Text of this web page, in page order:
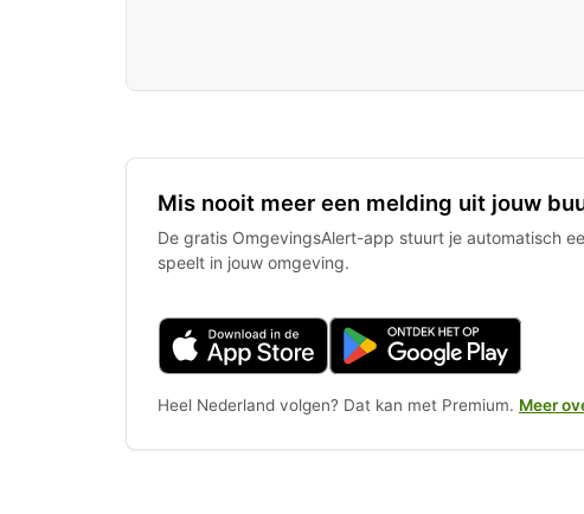
Mis nooit meer een melding uit jouw
De gratis OmgevingsAlert-app stuurt je automatisch
speelt in jouw omgeving.
Heel Nederland volgen? Dat kan met Premium. Meer